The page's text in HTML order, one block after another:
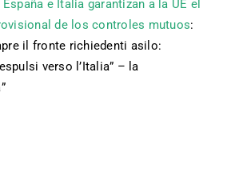
España e Italia garantizan a la UE el
de los controles mutuos:
il fronte richiedenti asilo:
verso l’Italia” – la
”